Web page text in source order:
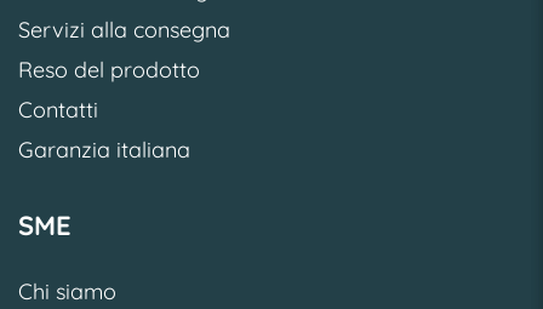
Servizi alla consegna
Reso del prodotto
Contatti
Garanzia italiana
SME
Chi siamo